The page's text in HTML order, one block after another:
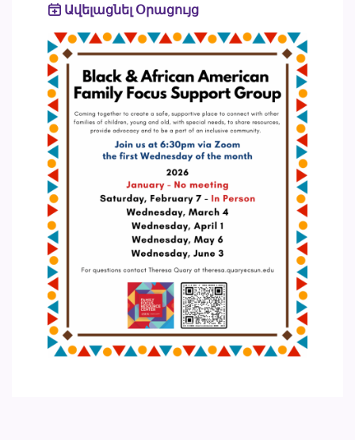
Ավելացնել Օրացույց